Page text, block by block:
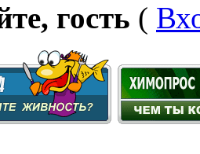
гость (